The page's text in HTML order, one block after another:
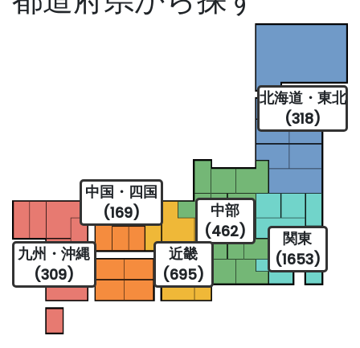
北海道・東北
(318)
関東
(1653)
中部
(462)
近畿
(695)
中国・四国
(169)
九州・沖縄
(309)